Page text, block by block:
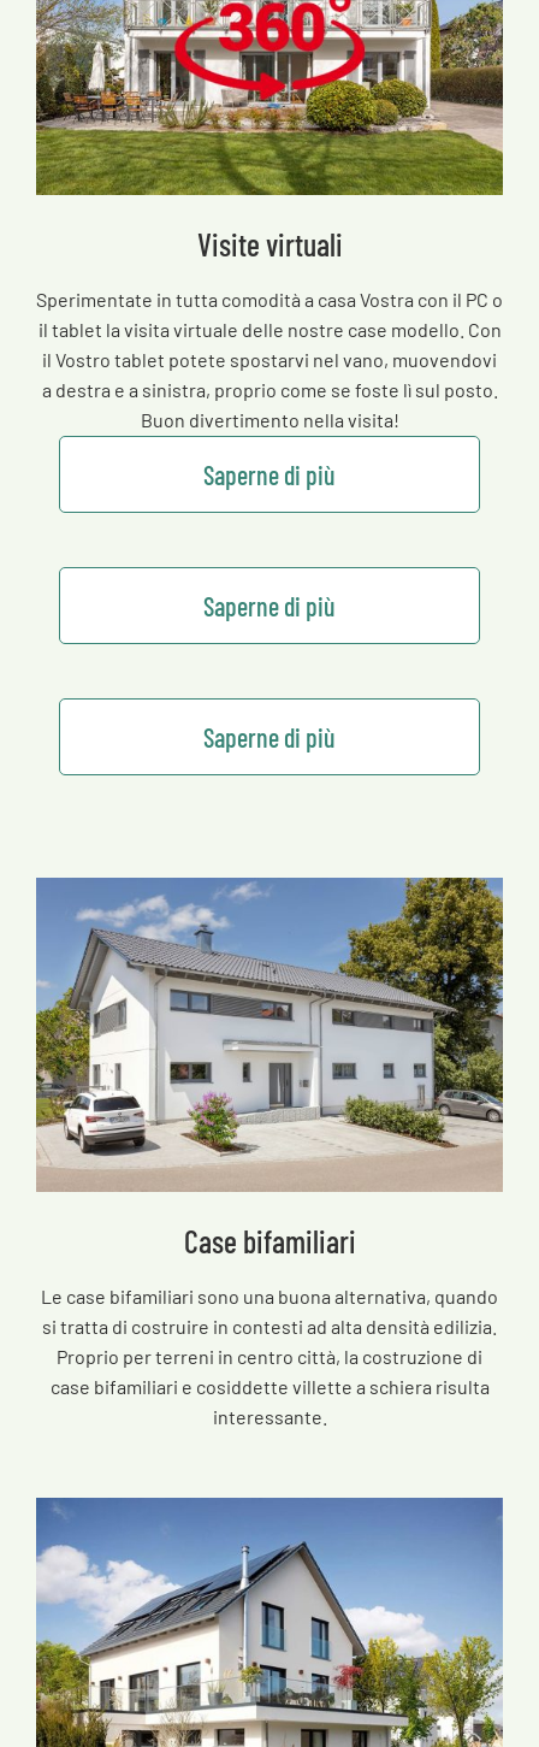
Visite virtuali
Sperimentate in tutta comodità a casa Vostra con il PC o
il tablet la visita virtuale delle nostre case modello. Con
il Vostro tablet potete spostarvi nel vano, muovendovi
a destra e a sinistra, proprio come se foste lì sul posto.
Buon divertimento nella visita!
Saperne di più
Saperne di più
Saperne di più
Case bifamiliari
Le case bifamiliari sono una buona alternativa, quando
si tratta di costruire in contesti ad alta densità edilizia.
Proprio per terreni in centro città, la costruzione di
case bifamiliari e cosiddette villette a schiera risulta
interessante.